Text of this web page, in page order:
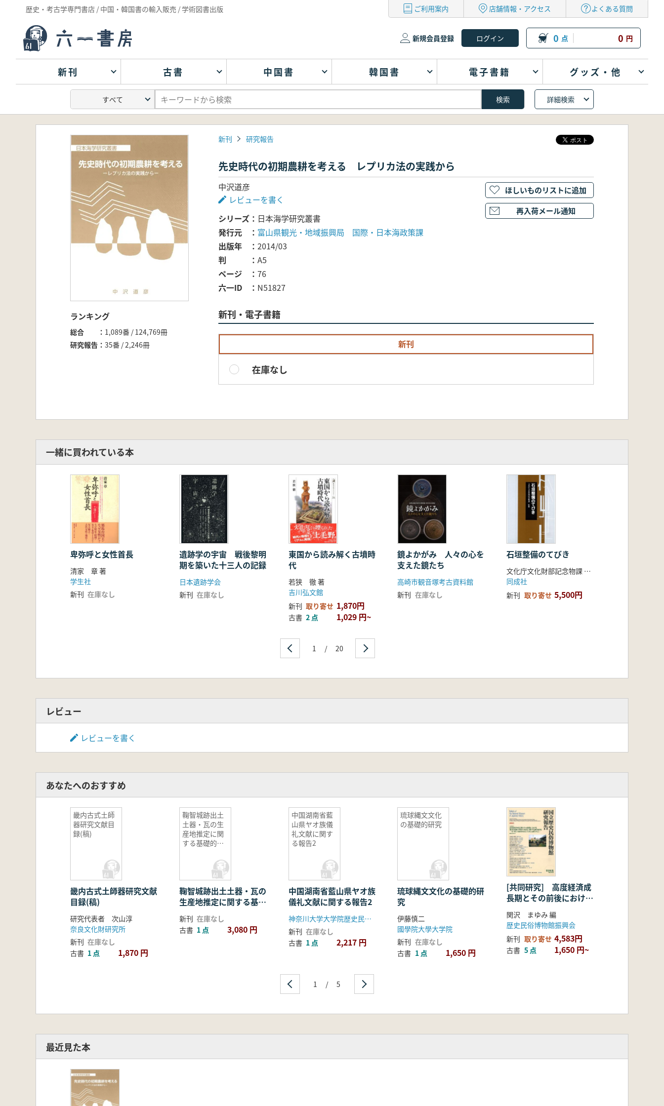
歴史・考古学専門書店 / 中国・韓国書の輸入販売 / 学術図書出版 ご利用案内 店舗情報・アクセス よくある質問
新規会員登録 0 点 0 円
新刊 古書 中国書 韓国書 電子書籍 グッズ・他
詳細検索
ランキング
総合
1,089番 / 124,769冊
研究報告
35番 / 2,246冊
新刊 研究報告
先史時代の初期農耕を考える レプリカ法の実践から
中沢道彦
レビューを書く
シリーズ
日本海学研究叢書
発行元
富山県観光・地域振興局 国際・日本海政策課
出版年
2014/03
判
A5
ページ
76
六一ID
N51827
新刊・電子書籍
新刊
在庫なし
ほしいものリストに追加
再入荷メール通知
一緒に買われている本
卑弥呼と女性首長
清家 章 著
学生社
新刊 在庫なし
遺跡学の宇宙 戦後黎明
期を築いた十三人の記録
日本遺跡学会
新刊 在庫なし
東国から読み解く古墳時
代
若狭 徹 著
吉川弘文館
新刊 取り寄せ 1,870円
古書 2 点 1,029 円~
鏡よかがみ 人々の心を
支えた鏡たち
高崎市観音塚考古資料館
新刊 在庫なし
石垣整備のてびき
文化庁文化財部記念物課 監修
同成社
新刊 取り寄せ 5,500円
1 / 20
レビュー
レビューを書く
あなたへのおすすめ
畿内古式土師
器研究文献目
録(稿)
畿内古式土師器研究文献
目録(稿)
研究代表者 次山淳
奈良文化財研究所
新刊 在庫なし
古書 1 点 1,870 円
鞠智城跡出土
土器・瓦の生
産地推定に関
する基礎的研
鞠智城跡出土土器・瓦の
生産地推定に関する基礎
的研究
新刊 在庫なし
古書 1 点 3,080 円
中国湖南省藍
山県ヤオ族儀
礼文献に関す
る報告2
中国湖南省藍山県ヤオ族
儀礼文献に関する報告2
神奈川大学大学院歴史民俗資料学研究科
新刊 在庫なし
古書 1 点 2,217 円
琉球縄文文化
の基礎的研究
琉球縄文文化の基礎的研
究
伊藤慎二
國學院大學大学院
新刊 在庫なし
古書 1 点 1,650 円
[共同研究] 高度経済成
長期とその前後における
葬送墓制の習俗の変化に
関する調査研究 『死・
葬送・墓制資料集成』の
分析と追跡を中心に
関沢 まゆみ 編
歴史民俗博物館振興会
新刊 取り寄せ 4,583円
古書 5 点 1,650 円~
1 / 5
最近見た本